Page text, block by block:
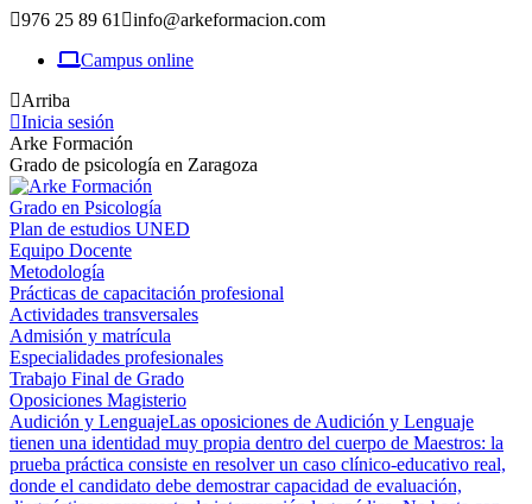
976 25 89 61
info@arkeformacion.com
Campus online
Arriba
Inicia sesión
Arke Formación
Grado de psicología en Zaragoza
Grado en Psicología
Plan de estudios UNED
Equipo Docente
Metodología
Prácticas de capacitación profesional
Actividades transversales
Admisión y matrícula
Especialidades profesionales
Trabajo Final de Grado
Oposiciones Magisterio
Audición y LenguajeLas oposiciones de Audición y Lenguaje
tienen una identidad muy propia dentro del cuerpo de Maestros: la
prueba práctica consiste en resolver un caso clínico-educativo real,
donde el candidato debe demostrar capacidad de evaluación,